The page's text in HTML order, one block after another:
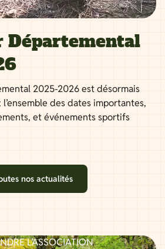
Départemental
2025-2026 est désormais
des dates importantes,
et événements sportifs
nos actualités
L’ASSOCIATION